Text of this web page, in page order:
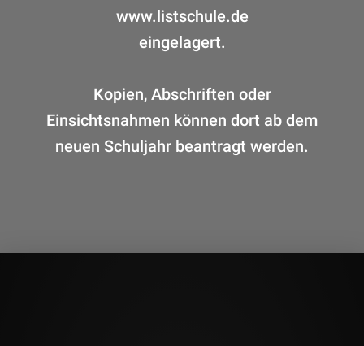
www.listschule.de
eingelagert.
Kopien, Abschriften oder
Einsichtsnahmen können dort ab dem
neuen Schuljahr beantragt werden.